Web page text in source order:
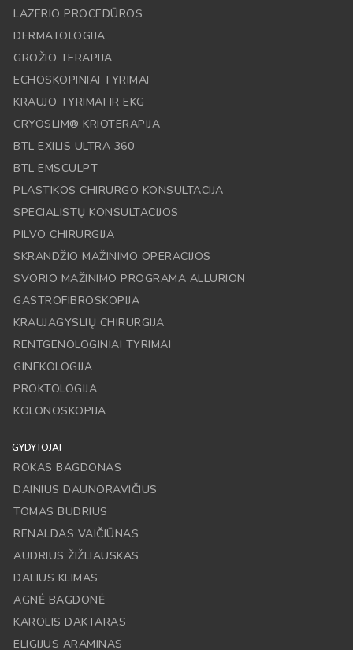
LAZERIO PROCEDŪROS
DERMATOLOGIJA
GROŽIO TERAPIJA
ECHOSKOPINIAI TYRIMAI
KRAUJO TYRIMAI IR EKG
CRYOSLIM® KRIOTERAPIJA
BTL EXILIS ULTRA 360
BTL EMSCULPT
PLASTIKOS CHIRURGO KONSULTACIJA
SPECIALISTŲ KONSULTACIJOS
PILVO CHIRURGIJA
SKRANDŽIO MAŽINIMO OPERACIJOS
SVORIO MAŽINIMO PROGRAMA ALLURION
GASTROFIBROSKOPIJA
KRAUJAGYSLIŲ CHIRURGIJA
RENTGENOLOGINIAI TYRIMAI
GINEKOLOGIJA
PROKTOLOGIJA
KOLONOSKOPIJA
GYDYTOJAI
ROKAS BAGDONAS
DAINIUS DAUNORAVIČIUS
TOMAS BUDRIUS
RENALDAS VAIČIŪNAS
AUDRIUS ŽIŽLIAUSKAS
DALIUS KLIMAS
AGNĖ BAGDONĖ
KAROLIS DAKTARAS
ELIGIJUS ARAMINAS